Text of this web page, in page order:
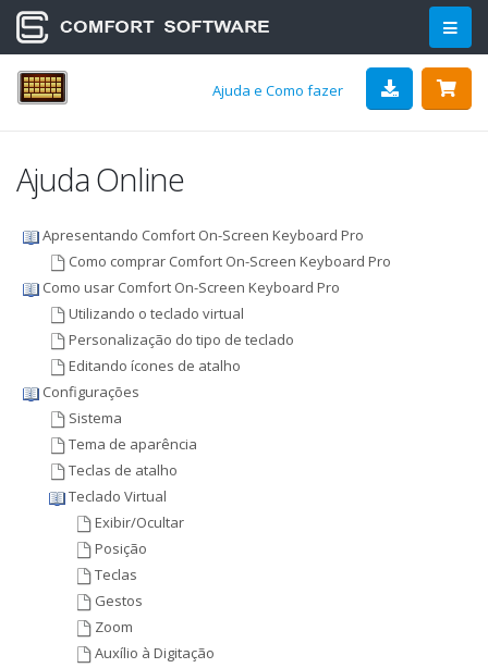
Ajuda e Como fazer
Ajuda Online
Apresentando Comfort On-Screen Keyboard Pro
Como comprar Comfort On-Screen Keyboard Pro
Como usar Comfort On-Screen Keyboard Pro
Utilizando o teclado virtual
Personalização do tipo de teclado
Editando ícones de atalho
Configurações
Sistema
Tema de aparência
Teclas de atalho
Teclado Virtual
Exibir/Ocultar
Posição
Teclas
Gestos
Zoom
Auxílio à Digitação